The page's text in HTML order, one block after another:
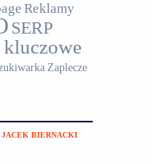
Reklamy
SERP
kluczowe
Zaplecze
JACEK BIERNACKI